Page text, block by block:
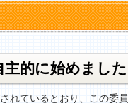
的に始めました
ているとおり、この委